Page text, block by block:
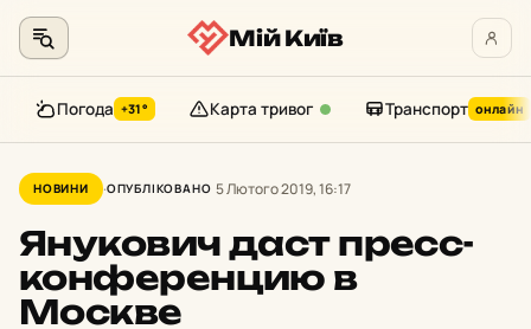
до
контенту
Мій Київ
Погода +31° Карта тривог Транспорт онлайн
НОВИНИ ОПУБЛІКОВАНО 5 Лютого 2019, 16:17
Янукович даст пресс-
конференцию в
Москве